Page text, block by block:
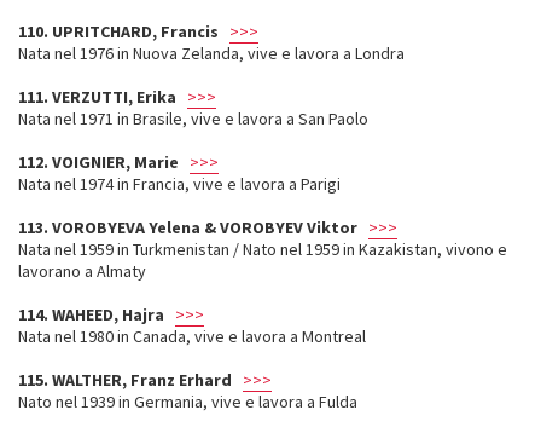
110. UPRITCHARD, Francis >>>
Nata nel 1976 in Nuova Zelanda, vive e lavora a Londra
111. VERZUTTI, Erika
>>>
Nata nel 1971 in Brasile, vive e lavora a San Paolo
112. VOIGNIER, Marie
>>>
Nata nel 1974 in Francia, vive e lavora a Parigi
113. VOROBYEVA Yelena & VOROBYEV Viktor >>>
Nata nel 1959 in Turkmenistan / Nato nel 1959 in Kazakistan, vivono e
lavorano a Almaty
114. WAHEED, Hajra >>>
Nata nel 1980 in Canada, vive e lavora a Montreal
115. WALTHER, Franz Erhard >>>
Nato nel 1939 in Germania, vive e lavora a Fulda